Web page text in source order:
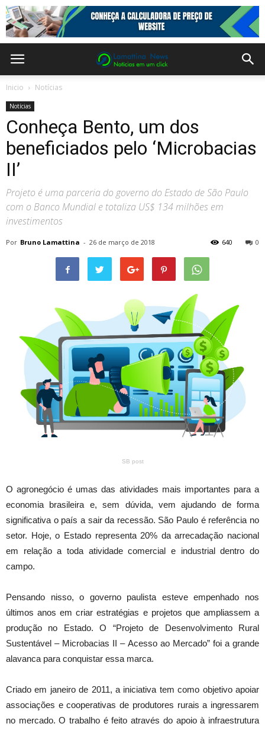
Inicio Notícias
Notícias
Conheça Bento, um dos
beneficiados pelo ‘Microbacias
II’
Projeto é uma parceria do governo do Estado de São Paulo
com o Banco Mundial e totaliza US$ 134 milhões em
investimentos
Por Bruno Lamattina - 26 de março de 2018 0
640
SB post
O agronegócio é umas das atividades mais importantes para a
economia brasileira e, sem dúvida, vem ajudando de forma
significativa o país a sair da recessão. São Paulo é referência no
setor. Hoje, o Estado representa 20% da arrecadação nacional
em relação a toda atividade comercial e industrial dentro do
campo.
Pensando nisso, o governo paulista esteve empenhado nos
últimos anos em criar estratégias e projetos que ampliassem a
produção no Estado. O “Projeto de Desenvolvimento Rural
Sustentável – Microbacias II – Acesso ao Mercado” foi a grande
alavanca para conquistar essa marca.
Criado em janeiro de 2011, a iniciativa tem como objetivo apoiar
associações e cooperativas de produtores rurais a ingressarem
no mercado. O trabalho é feito através do apoio à infraestrutura